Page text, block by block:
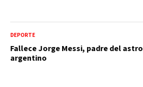
DEPORTE
Fallece Jorge Messi, padre del astro
argentino